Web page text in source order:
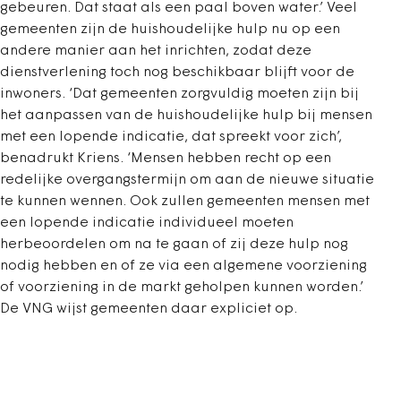
gebeuren. Dat staat als een paal boven water.’ Veel
gemeenten zijn de huishoudelijke hulp nu op een
andere manier aan het inrichten, zodat deze
dienstverlening toch nog beschikbaar blijft voor de
inwoners. ‘Dat gemeenten zorgvuldig moeten zijn bij
het aanpassen van de huishoudelijke hulp bij mensen
met een lopende indicatie, dat spreekt voor zich’,
benadrukt Kriens. ‘Mensen hebben recht op een
redelijke overgangstermijn om aan de nieuwe situatie
te kunnen wennen. Ook zullen gemeenten mensen met
een lopende indicatie individueel moeten
herbeoordelen om na te gaan of zij deze hulp nog
nodig hebben en of ze via een algemene voorziening
of voorziening in de markt geholpen kunnen worden.’
De VNG wijst gemeenten daar expliciet op.